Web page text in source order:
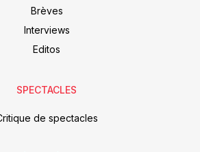
Brèves
Interviews
Editos
SPECTACLES
de spectacles